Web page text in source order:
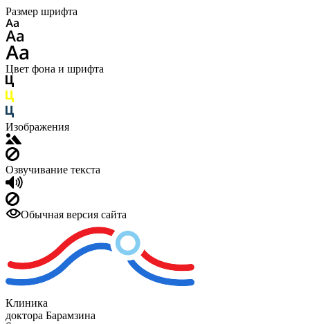
Размер шрифта
Цвет фона и шрифта
Изображения
Озвучивание текста
Обычная версия сайта
Клиника
доктора Барамзина